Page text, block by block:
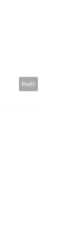
Reply